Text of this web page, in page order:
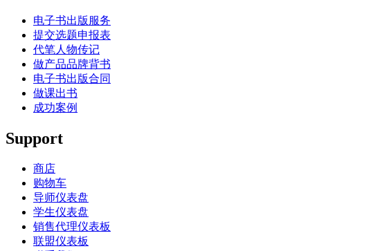
电子书出版服务
提交选题申报表
代笔人物传记
做产品品牌背书
电子书出版合同
做课出书
成功案例
Support
商店
购物车
导师仪表盘
学生仪表盘
销售代理仪表板
联盟仪表板